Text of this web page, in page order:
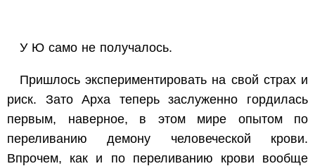
У Ю само не получалось.
Пришлось экспериментировать на свой страх и
риск. Зато Арха теперь заслуженно гордилась
первым, наверное, в этом мире опытом по
переливанию демону человеческой крови.
Впрочем, как и по переливанию крови вообще